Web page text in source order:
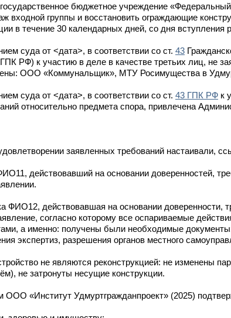
бюджетное учреждение
входной группы и восстановить ограждающие
в течение 30 календарных дней, со дня вступления
суда от <дата>, в соответствии со ст. 43
РФ) к участию в деле в качестве третьих лиц, не
ООО «Коммунальщик», МТУ Росимущества в
суда от <дата>, в соответствии со ст. 43 ГПК РФ к
относительно предмета спора, привлечена
заявленных требований настаивали,
действовавший на основании доверенностей,
ФИО12, действовавшая на основании доверенности,
согласно которому все оспариваемые
а именно: получены были необходимые
экспертиз, разрешения органов местного
не являются реконструкцией: не изменены
не затронуты несущие конструкции.
ООО «Институт Удмуртгражданпроект» (2025)